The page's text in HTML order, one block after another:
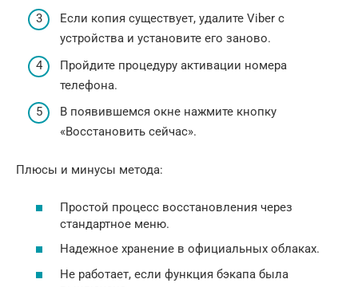
Если копия существует, удалите Viber с
устройства и установите его заново.
Пройдите процедуру активации номера
телефона.
В появившемся окне нажмите кнопку
«Восстановить сейчас».
Плюсы и минусы метода:
Простой процесс восстановления через
стандартное меню.
Надежное хранение в официальных облаках.
Не работает, если функция бэкапа была